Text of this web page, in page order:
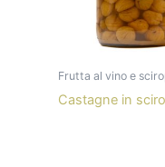
Frutta al vino e
Castagne in